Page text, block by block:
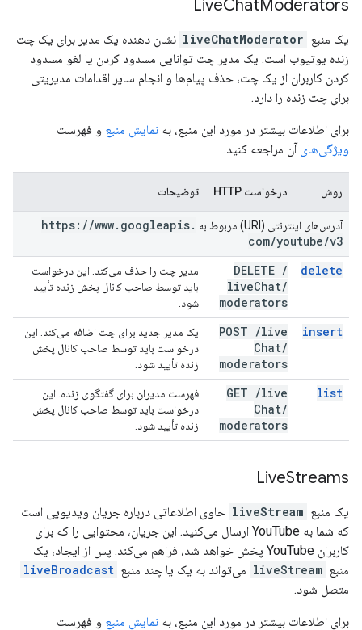
LiveChatModerators
یک منبع liveChatModerator نشان دهنده یک مدیر برای یک چت
زنده یوتیوب است. یک مدیر چت توانایی مسدود کردن یا لغو مسدود
کردن کاربران از یک چت، حذف پیام‌ها و انجام سایر اقدامات مدیریتی
برای چت زنده را دارد.
برای اطلاعات بیشتر در مورد این منبع، به نمایش منبع و فهرست
ویژگی‌های آن مراجعه کنید.
روش درخواست HTTP توضیحات
آدرس‌های اینترنتی (URI) مربوط به https: //www. googleapis.
com/youtube/v3
delete
DELETE /
liveChat/
moderators
مدیر چت را حذف می‌کند. این درخواست
باید توسط صاحب کانال پخش زنده تأیید
شود.
insert
POST /live
Chat/
moderators
یک مدیر جدید برای چت اضافه می‌کند. این
درخواست باید توسط صاحب کانال پخش
زنده تأیید شود.
list
GET /live
Chat/
moderators
فهرست مدیران برای گفتگوی زنده. این
درخواست باید توسط صاحب کانال پخش
زنده تأیید شود.
LiveStreams
یک منبع liveStream حاوی اطلاعاتی درباره جریان ویدیویی است
که شما به YouTube ارسال می‌کنید. این جریان، محتوایی را که برای
کاربران YouTube پخش خواهد شد، فراهم می‌کند. پس از ایجاد، یک
منبع liveStream می‌تواند به یک یا چند منبع liveBroadcast
متصل شود.
برای اطلاعات بیشتر در مورد این منبع، به نمایش منبع و فهرست